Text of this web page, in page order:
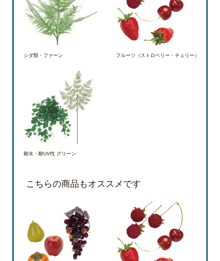
シダ類・ファーン フルーツ（ストロベリー・チェリー）
耐水・耐UV性 グリーン
こちらの商品もオススメです